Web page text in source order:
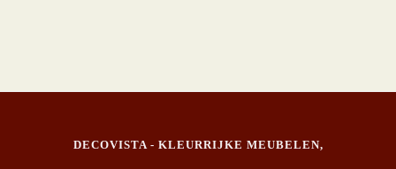
DECOVISTA - KLEURRIJKE MEUBELEN,